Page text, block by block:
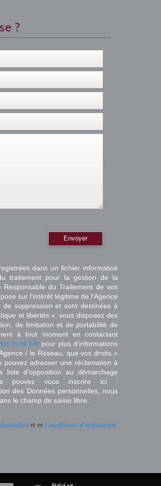
?
Envoyer
dans un fichier informatisé
traitement pour la gestion de la
du Traitement de vos
sur l'intérêt légitime de l'Agence
suppression et sont destinées à
et libertés », vous disposez des
de limitation et de portabilité de
à tout moment en contactant
cnil.fr/frpour plus d’informations
/ le Réseau, que vos droits «
pouvez adresser une réclamation à
d'opposition au démarchage
pouvez vous inscrire ici :
des Données personnelles, nous
le champ de saisie libre.
et es Conditions d'utilisation